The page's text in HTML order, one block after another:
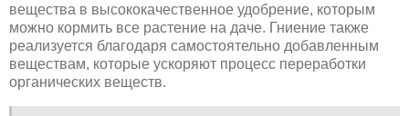
вещества в высококачественное удобрение, которым
можно кормить все растение на даче. Гниение также
реализуется благодаря самостоятельно добавленным
веществам, которые ускоряют процесс переработки
органических веществ.